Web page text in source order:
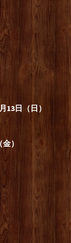
13日（日）
）